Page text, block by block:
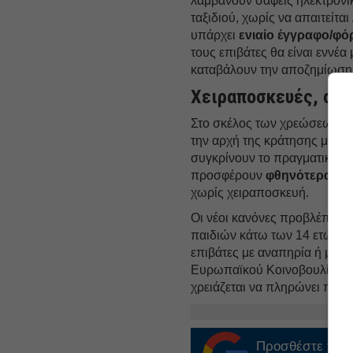
ταξιδιού, χωρίς να
υπάρχειενιαίο έγγραφο/
τους επιβάτες θα είναι
καταβάλουν την
Χειραποσκευές,
Στο σκέλος των χρεώσεων, οι
την αρχή της κράτησης μαζί
συγκρίνουν το πραγματικό
προσφέρουνφθηνότερα
χωρίς χειραποσκευή.
Οι νέοι κανόνες
παιδιών κάτω των 14 ετών,
επιβάτες με αναπηρία ή
Ευρωπαϊκού Κοινοβουλίου
χρειάζεται να πληρώνει
Προσθέστε το